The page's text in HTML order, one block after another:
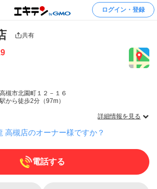
ログイン・登録
共有
槻市北園町１２－１６
から徒歩2分（97m）
詳細情報を見る
高槻店のオーナー様ですか？
電話する